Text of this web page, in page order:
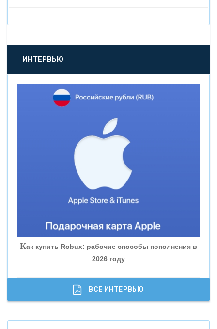
«БАНК САНКТ-ПЕТЕРБУРГ»
«ПРОМСВЯЗЬБАНК»
«НОВИКОМБАНК»
«ВНЕШПРОМБАНК»
«БАНК ГЛОБЭКС»
«СОВКОМБАНК»
«ГАЗПРОМБАНК»
«МОСКОВСКИЙ КРЕДИТНЫЙ БАНК»
ИНТЕРВЬЮ
Как купить Robux: рабочие способы пополнения в
2026 году
ВСЕ ИНТЕРВЬЮ